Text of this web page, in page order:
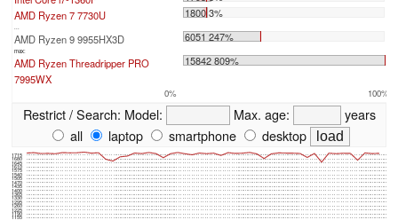
AMD Ryzen 7 7730U
1800 3%
...
AMD Ryzen 9 9955HX3D 6051 247%
max:
AMD Ryzen Threadripper PRO
7995WX
15842 809%
0% 100%
Restrict / Search: Model: Max. age:
years
all
laptop smartphone desktop
1155
1190
1225
1260
1295
1330
1365
1400
1435
1470
1505
1540
1575
1610
1645
1680
1715